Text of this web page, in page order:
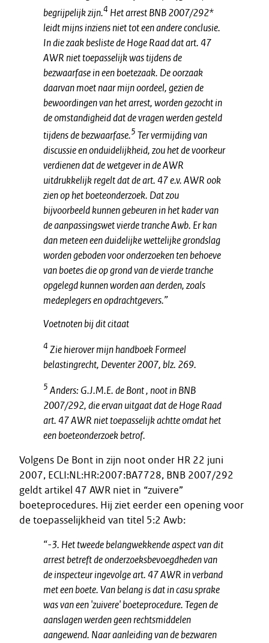
begrijpelijk zijn.4 Het arrest BNB 2007/292*
leidt mijns inziens niet tot een andere conclusie.
In die zaak besliste de Hoge Raad dat art. 47
AWR niet toepasselijk was tijdens de
bezwaarfase in een boetezaak. De oorzaak
daarvan moet naar mijn oordeel, gezien de
bewoordingen van het arrest, worden gezocht in
de omstandigheid dat de vragen werden gesteld
tijdens de bezwaarfase.5 Ter vermijding van
discussie en onduidelijkheid, zou het de voorkeur
verdienen dat de wetgever in de AWR
uitdrukkelijk regelt dat de art. 47 e.v. AWR ook
zien op het boeteonderzoek. Dat zou
bijvoorbeeld kunnen gebeuren in het kader van
de aanpassingswet vierde tranche Awb. Er kan
dan meteen een duidelijke wettelijke grondslag
worden geboden voor onderzoeken ten behoeve
van boetes die op grond van de vierde tranche
opgelegd kunnen worden aan derden, zoals
medeplegers en opdrachtgevers.”
Voetnoten bij dit citaat
4 Zie hierover mijn handboek Formeel
belastingrecht, Deventer 2007, blz. 269.
5 Anders: G.J.M.E. de Bont , noot in BNB
2007/292, die ervan uitgaat dat de Hoge Raad
art. 47 AWR niet toepasselijk achtte omdat het
een boeteonderzoek betrof.
Volgens De Bont in zijn noot onder HR 22 juni
2007, ECLI:NL:HR:2007:BA7728, BNB 2007/292
geldt artikel 47 AWR niet in “zuivere”
boeteprocedures. Hij ziet eerder een opening voor
de toepasselijkheid van titel 5:2 Awb:
“-3. Het tweede belangwekkende aspect van dit
arrest betreft de onderzoeksbevoegdheden van
de inspecteur ingevolge art. 47 AWR in verband
met een boete. Van belang is dat in casu sprake
was van een 'zuivere' boeteprocedure. Tegen de
aanslagen werden geen rechtsmiddelen
aangewend. Naar aanleiding van de bezwaren